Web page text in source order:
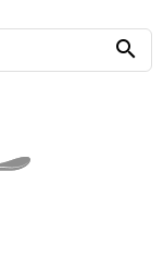
search